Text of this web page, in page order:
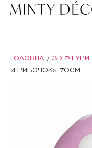
ГОЛОВНА / 3D-ФІГУРИ
«ГРИБОЧОК» 70СМ